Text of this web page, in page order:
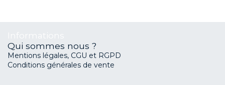
Qui sommes nous ?
Mentions légales, CGU et RGPD
Conditions générales de vente